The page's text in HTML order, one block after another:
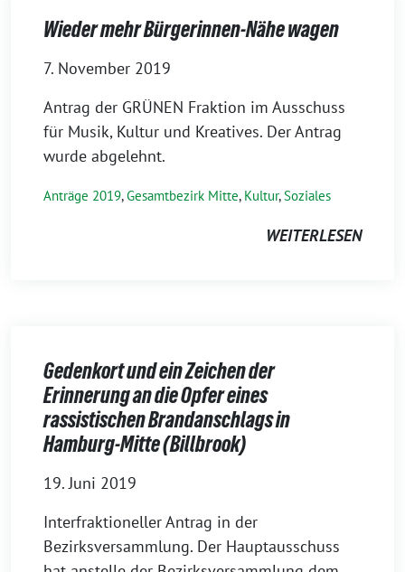
Wieder mehr Bürgerinnen-Nähe wagen
7. November 2019
Antrag der GRÜNEN Fraktion im Ausschuss
für Musik, Kultur und Kreatives. Der Antrag
wurde abgelehnt.
Anträge 2019,Gesamtbezirk Mitte, Kultur,Soziales
WEITERLESEN
Gedenkort und ein Zeichen der
Erinnerung an die Opfer eines
rassistischen Brandanschlags in
Hamburg-Mitte (Billbrook)
19. Juni 2019
Interfraktioneller Antrag in der
Bezirksversammlung. Der Hauptausschuss